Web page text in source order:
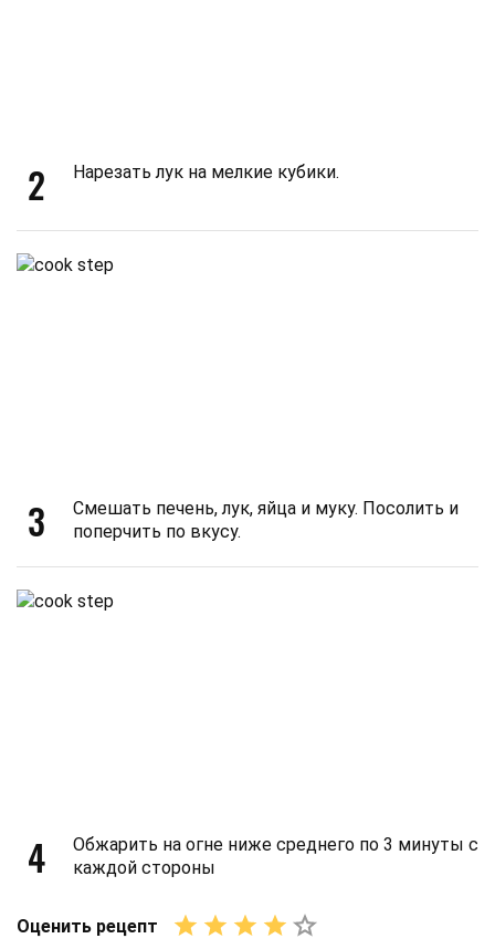
2 Нарезать лук на мелкие кубики.
3
Смешать печень, лук, яйца и муку. Посолить и
поперчить по вкусу.
4
Обжарить на огне ниже среднего по 3 минуты с
каждой стороны
Оценить рецепт